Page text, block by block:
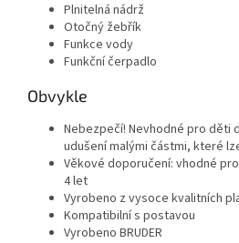
Plnitelná nádrž
Otočný žebřík
Funkce vody
Funkční čerpadlo
Obvykle
Nebezpečí! Nevhodné pro děti
udušení malými částmi, které
Věkové doporučení: vhodné
4 let
Vyrobeno z vysoce kvalitních
Kompatibilní s postavou
Vyrobeno BRUDER